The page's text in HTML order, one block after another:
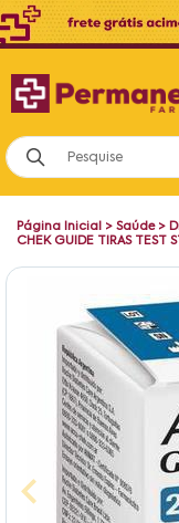
Página Inicial > Saúde>
CHEK GUIDE TIRAS TEST